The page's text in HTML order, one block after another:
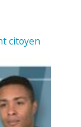
citoyen